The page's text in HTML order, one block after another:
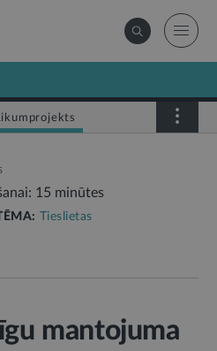
15 minūtes
Tieslietas
mantojuma